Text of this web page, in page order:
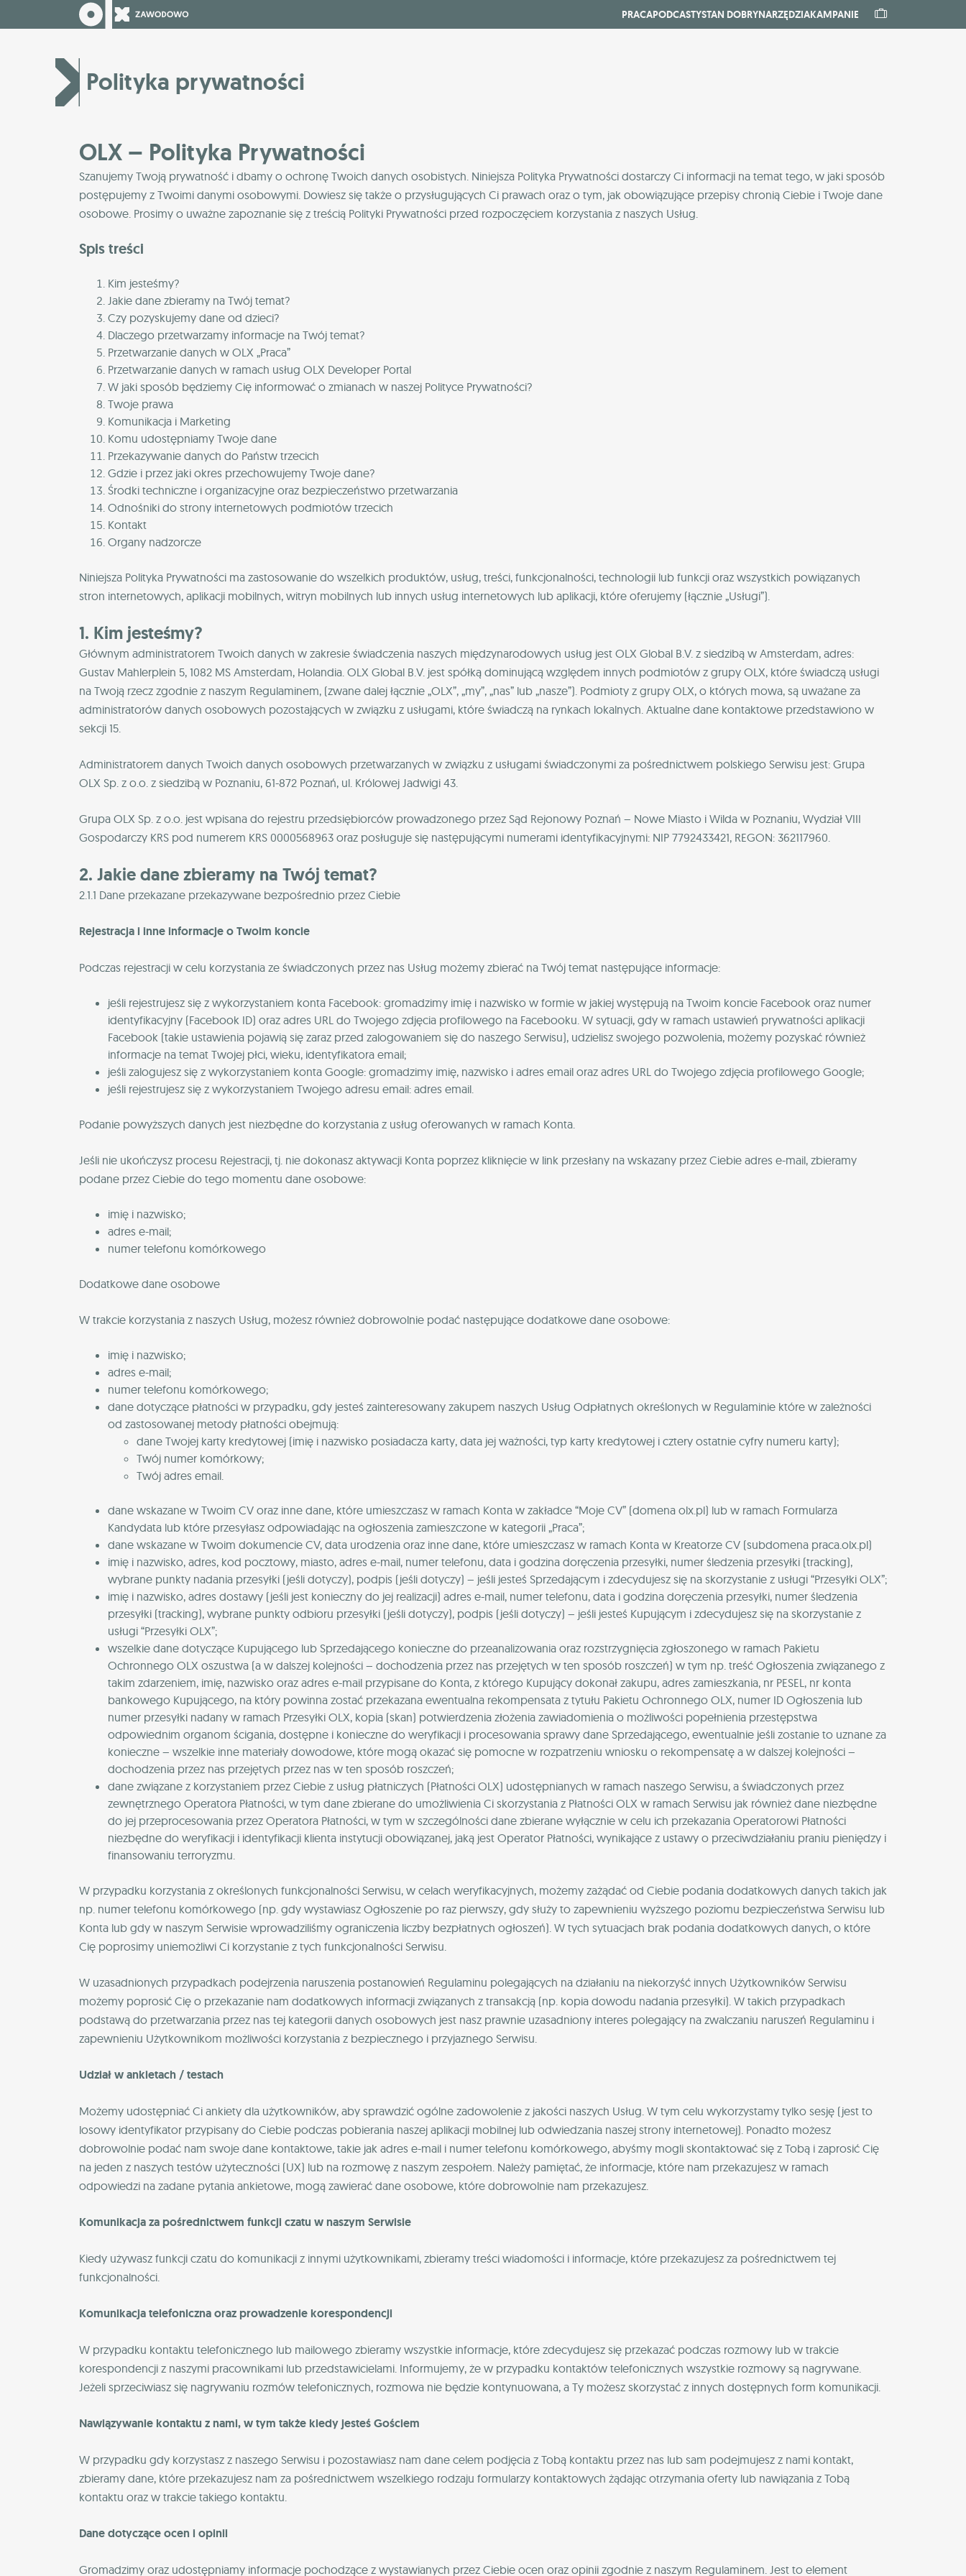
PRACAPODCASTYSTAN DOBRYNARZĘDZIAKAMPANIE
Polityka prywatności
OLX – Polityka Prywatności
Szanujemy Twoją prywatność i dbamy o ochronę Twoich danych osobistych. Niniejsza Polityka Prywatności dostarczy Ci informacji na temat tego, w jaki sposób
postępujemy z Twoimi danymi osobowymi. Dowiesz się także o przysługujących Ci prawach oraz o tym, jak obowiązujące przepisy chronią Ciebie i Twoje dane
osobowe. Prosimy o uważne zapoznanie się z treścią Polityki Prywatności przed rozpoczęciem korzystania z naszych Usług.
Spis treści
Kim jesteśmy?
Jakie dane zbieramy na Twój temat?
Czy pozyskujemy dane od dzieci?
Dlaczego przetwarzamy informacje na Twój temat?
Przetwarzanie danych w OLX „Praca”
Przetwarzanie danych w ramach usług OLX Developer Portal
W jaki sposób będziemy Cię informować o zmianach w naszej Polityce Prywatności?
Twoje prawa
Komunikacja i Marketing
Komu udostępniamy Twoje dane
Przekazywanie danych do Państw trzecich
Gdzie i przez jaki okres przechowujemy Twoje dane?
Środki techniczne i organizacyjne oraz bezpieczeństwo przetwarzania
Odnośniki do strony internetowych podmiotów trzecich
Kontakt
Organy nadzorcze
Niniejsza Polityka Prywatności ma zastosowanie do wszelkich produktów, usług, treści, funkcjonalności, technologii lub funkcji oraz wszystkich powiązanych
stron internetowych, aplikacji mobilnych, witryn mobilnych lub innych usług internetowych lub aplikacji, które oferujemy (łącznie „Usługi”).
1. Kim jesteśmy?
Głównym administratorem Twoich danych w zakresie świadczenia naszych międzynarodowych usług jest OLX Global B.V. z siedzibą w Amsterdam, adres:
Gustav Mahlerplein 5, 1082 MS Amsterdam, Holandia. OLX Global B.V. jest spółką dominującą względem innych podmiotów z grupy OLX, które świadczą usługi
na Twoją rzecz zgodnie z naszym Regulaminem, (zwane dalej łącznie „OLX”, „my”, „nas” lub „nasze”). Podmioty z grupy OLX, o których mowa, są uważane za
administratorów danych osobowych pozostających w związku z usługami, które świadczą na rynkach lokalnych. Aktualne dane kontaktowe przedstawiono w
sekcji 15.
Administratorem danych Twoich danych osobowych przetwarzanych w związku z usługami świadczonymi za pośrednictwem polskiego Serwisu jest: Grupa
OLX Sp. z o.o. z siedzibą w Poznaniu, 61-872 Poznań, ul. Królowej Jadwigi 43.
Grupa OLX Sp. z o.o. jest wpisana do rejestru przedsiębiorców prowadzonego przez Sąd Rejonowy Poznań – Nowe Miasto i Wilda w Poznaniu, Wydział VIII
Gospodarczy KRS pod numerem KRS 0000568963 oraz posługuje się następującymi numerami identyfikacyjnymi: NIP 7792433421, REGON: 362117960.
2. Jakie dane zbieramy na Twój temat?
2.1.1 Dane przekazane przekazywane bezpośrednio przez Ciebie
Rejestracja i inne informacje o Twoim koncie
Podczas rejestracji w celu korzystania ze świadczonych przez nas Usług możemy zbierać na Twój temat następujące informacje:
jeśli rejestrujesz się z wykorzystaniem konta Facebook: gromadzimy imię i nazwisko w formie w jakiej występują na Twoim koncie Facebook oraz numer
identyfikacyjny (Facebook ID) oraz adres URL do Twojego zdjęcia profilowego na Facebooku. W sytuacji, gdy w ramach ustawień prywatności aplikacji
Facebook (takie ustawienia pojawią się zaraz przed zalogowaniem się do naszego Serwisu), udzielisz swojego pozwolenia, możemy pozyskać również
informacje na temat Twojej płci, wieku, identyfikatora email;
jeśli zalogujesz się z wykorzystaniem konta Google: gromadzimy imię, nazwisko i adres email oraz adres URL do Twojego zdjęcia profilowego Google;
jeśli rejestrujesz się z wykorzystaniem Twojego adresu email: adres email.
Podanie powyższych danych jest niezbędne do korzystania z usług oferowanych w ramach Konta.
Jeśli nie ukończysz procesu Rejestracji, tj. nie dokonasz aktywacji Konta poprzez kliknięcie w link przesłany na wskazany przez Ciebie adres e-mail, zbieramy
podane przez Ciebie do tego momentu dane osobowe:
imię i nazwisko;
adres e-mail;
numer telefonu komórkowego
Dodatkowe dane osobowe
W trakcie korzystania z naszych Usług, możesz również dobrowolnie podać następujące dodatkowe dane osobowe:
imię i nazwisko;
adres e-mail;
numer telefonu komórkowego;
dane dotyczące płatności w przypadku, gdy jesteś zainteresowany zakupem naszych Usług Odpłatnych określonych w Regulaminie które w zależności
od zastosowanej metody płatności obejmują:
dane Twojej karty kredytowej (imię i nazwisko posiadacza karty, data jej ważności, typ karty kredytowej i cztery ostatnie cyfry numeru karty);
Twój numer komórkowy;
Twój adres email.
dane wskazane w Twoim CV oraz inne dane, które umieszczasz w ramach Konta w zakładce “Moje CV” (domena olx.pl) lub w ramach Formularza
Kandydata lub które przesyłasz odpowiadając na ogłoszenia zamieszczone w kategorii „Praca”;
dane wskazane w Twoim dokumencie CV, data urodzenia oraz inne dane, które umieszczasz w ramach Konta w Kreatorze CV (subdomena praca.olx.pl)
imię i nazwisko, adres, kod pocztowy, miasto, adres e-mail, numer telefonu, data i godzina doręczenia przesyłki, numer śledzenia przesyłki (tracking),
wybrane punkty nadania przesyłki (jeśli dotyczy), podpis (jeśli dotyczy) – jeśli jesteś Sprzedającym i zdecydujesz się na skorzystanie z usługi “Przesyłki OLX”;
imię i nazwisko, adres dostawy (jeśli jest konieczny do jej realizacji) adres e-mail, numer telefonu, data i godzina doręczenia przesyłki, numer śledzenia
przesyłki (tracking), wybrane punkty odbioru przesyłki (jeśli dotyczy), podpis (jeśli dotyczy) – jeśli jesteś Kupującym i zdecydujesz się na skorzystanie z
usługi “Przesyłki OLX”;
wszelkie dane dotyczące Kupującego lub Sprzedającego konieczne do przeanalizowania oraz rozstrzygnięcia zgłoszonego w ramach Pakietu
Ochronnego OLX oszustwa (a w dalszej kolejności – dochodzenia przez nas przejętych w ten sposób roszczeń) w tym np. treść Ogłoszenia związanego z
takim zdarzeniem, imię, nazwisko oraz adres e-mail przypisane do Konta, z którego Kupujący dokonał zakupu, adres zamieszkania, nr PESEL, nr konta
bankowego Kupującego, na który powinna zostać przekazana ewentualna rekompensata z tytułu Pakietu Ochronnego OLX, numer ID Ogłoszenia lub
numer przesyłki nadany w ramach Przesyłki OLX, kopia (skan) potwierdzenia złożenia zawiadomienia o możliwości popełnienia przestępstwa
odpowiednim organom ścigania, dostępne i konieczne do weryfikacji i procesowania sprawy dane Sprzedającego, ewentualnie jeśli zostanie to uznane za
konieczne – wszelkie inne materiały dowodowe, które mogą okazać się pomocne w rozpatrzeniu wniosku o rekompensatę a w dalszej kolejności –
dochodzenia przez nas przejętych przez nas w ten sposób roszczeń;
dane związane z korzystaniem przez Ciebie z usług płatniczych (Płatności OLX) udostępnianych w ramach naszego Serwisu, a świadczonych przez
zewnętrznego Operatora Płatności, w tym dane zbierane do umożliwienia Ci skorzystania z Płatności OLX w ramach Serwisu jak również dane niezbędne
do jej przeprocesowania przez Operatora Płatności, w tym w szczególności dane zbierane wyłącznie w celu ich przekazania Operatorowi Płatności
niezbędne do weryfikacji i identyfikacji klienta instytucji obowiązanej, jaką jest Operator Płatności, wynikające z ustawy o przeciwdziałaniu praniu pieniędzy i
finansowaniu terroryzmu.
W przypadku korzystania z określonych funkcjonalności Serwisu, w celach weryfikacyjnych, możemy zażądać od Ciebie podania dodatkowych danych takich jak
np. numer telefonu komórkowego (np. gdy wystawiasz Ogłoszenie po raz pierwszy, gdy służy to zapewnieniu wyższego poziomu bezpieczeństwa Serwisu lub
Konta lub gdy w naszym Serwisie wprowadziliśmy ograniczenia liczby bezpłatnych ogłoszeń). W tych sytuacjach brak podania dodatkowych danych, o które
Cię poprosimy uniemożliwi Ci korzystanie z tych funkcjonalności Serwisu.
W uzasadnionych przypadkach podejrzenia naruszenia postanowień Regulaminu polegających na działaniu na niekorzyść innych Użytkowników Serwisu
możemy poprosić Cię o przekazanie nam dodatkowych informacji związanych z transakcją (np. kopia dowodu nadania przesyłki). W takich przypadkach
podstawą do przetwarzania przez nas tej kategorii danych osobowych jest nasz prawnie uzasadniony interes polegający na zwalczaniu naruszeń Regulaminu i
zapewnieniu Użytkownikom możliwości korzystania z bezpiecznego i przyjaznego Serwisu.
Udział w ankietach / testach
Możemy udostępniać Ci ankiety dla użytkowników, aby sprawdzić ogólne zadowolenie z jakości naszych Usług. W tym celu wykorzystamy tylko sesję (jest to
losowy identyfikator przypisany do Ciebie podczas pobierania naszej aplikacji mobilnej lub odwiedzania naszej strony internetowej). Ponadto możesz
dobrowolnie podać nam swoje dane kontaktowe, takie jak adres e-mail i numer telefonu komórkowego, abyśmy mogli skontaktować się z Tobą i zaprosić Cię
na jeden z naszych testów użyteczności (UX) lub na rozmowę z naszym zespołem. Należy pamiętać, że informacje, które nam przekazujesz w ramach
odpowiedzi na zadane pytania ankietowe, mogą zawierać dane osobowe, które dobrowolnie nam przekazujesz.
Komunikacja za pośrednictwem funkcji czatu w naszym Serwisie
Kiedy używasz funkcji czatu do komunikacji z innymi użytkownikami, zbieramy treści wiadomości i informacje, które przekazujesz za pośrednictwem tej
funkcjonalności.
Komunikacja telefoniczna oraz prowadzenie korespondencji
W przypadku kontaktu telefonicznego lub mailowego zbieramy wszystkie informacje, które zdecydujesz się przekazać podczas rozmowy lub w trakcie
korespondencji z naszymi pracownikami lub przedstawicielami. Informujemy, że w przypadku kontaktów telefonicznych wszystkie rozmowy są nagrywane.
Jeżeli sprzeciwiasz się nagrywaniu rozmów telefonicznych, rozmowa nie będzie kontynuowana, a Ty możesz skorzystać z innych dostępnych form komunikacji.
Nawiązywanie kontaktu z nami, w tym także kiedy jesteś Gościem
W przypadku gdy korzystasz z naszego Serwisu i pozostawiasz nam dane celem podjęcia z Tobą kontaktu przez nas lub sam podejmujesz z nami kontakt,
zbieramy dane, które przekazujesz nam za pośrednictwem wszelkiego rodzaju formularzy kontaktowych żądając otrzymania oferty lub nawiązania z Tobą
kontaktu oraz w trakcie takiego kontaktu.
Dane dotyczące ocen i opinii
Gromadzimy oraz udostępniamy informacje pochodzące z wystawianych przez Ciebie ocen oraz opinii zgodnie z naszym Regulaminem. Jest to element